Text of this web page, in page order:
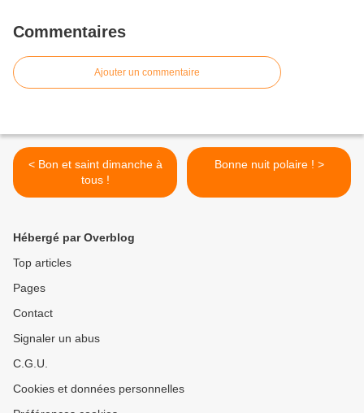
Commentaires
Ajouter un commentaire
< Bon et saint dimanche à
tous !
Bonne nuit polaire ! >
Hébergé par Overblog
Top articles
Pages
Contact
Signaler un abus
C.G.U.
Cookies et données personnelles